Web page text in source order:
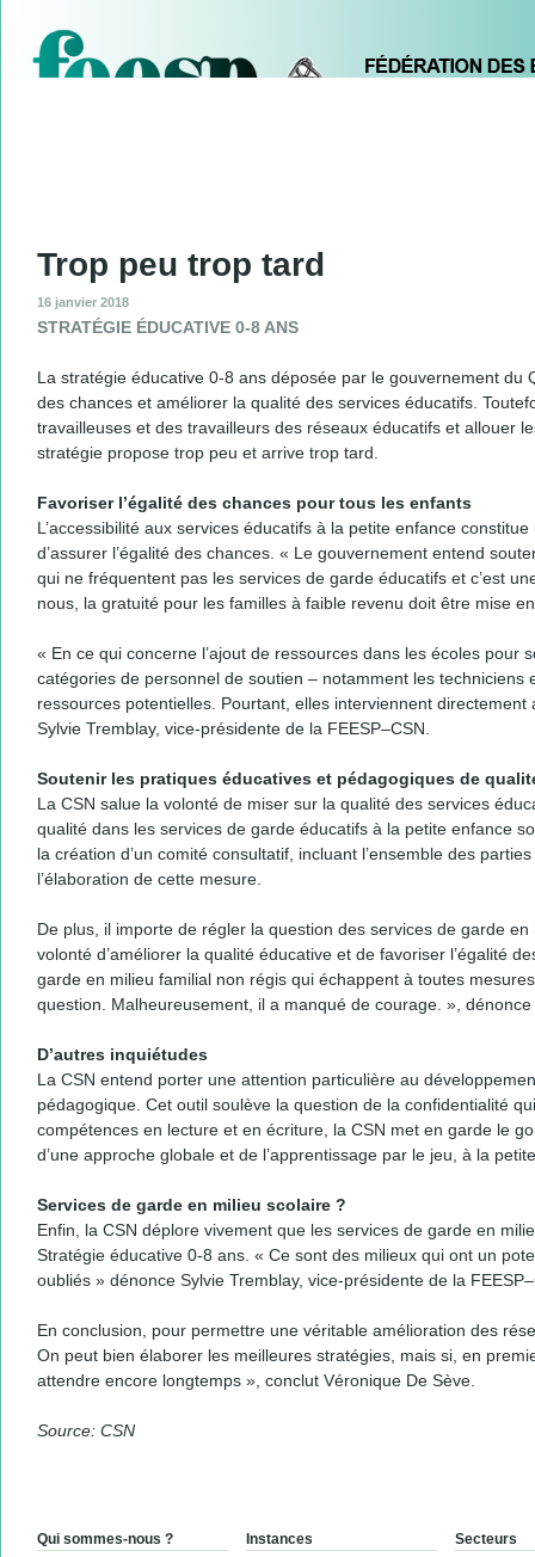
Trop peu trop tard
16 janvier 2018
STRATÉGIE ÉDUCATIVE 0-8 ANS
La stratégie éducative 0-8 ans déposée par le gouvernement du
des chances et améliorer la qualité des services éducatifs.
travailleuses et des travailleurs des réseaux éducatifs et allouer
stratégie propose trop peu et arrive trop tard.
Favoriser l’égalité des chances pour tous les enfants
L’accessibilité aux services éducatifs à la petite enfance
d’assurer l’égalité des chances. « Le gouvernement entend
qui ne fréquentent pas les services de garde éducatifs et c’est
nous, la gratuité pour les familles à faible revenu doit être mise
« En ce qui concerne l’ajout de ressources dans les écoles
catégories de personnel de soutien – notamment les
ressources potentielles. Pourtant, elles interviennent
Sylvie Tremblay, vice-présidente de la FEESP–CSN.
Soutenir les pratiques éducatives et pédagogiques de
La CSN salue la volonté de miser sur la qualité des services
qualité dans les services de garde éducatifs à la petite enfance
la création d’un comité consultatif, incluant l’ensemble des
l’élaboration de cette mesure.
De plus, il importe de régler la question des services de garde
volonté d’améliorer la qualité éducative et de favoriser l’égalité
garde en milieu familial non régis qui échappent à toutes
question. Malheureusement, il a manqué de courage. »,
D’autres inquiétudes
La CSN entend porter une attention particulière au
pédagogique. Cet outil soulève la question de la confidentialité
compétences en lecture et en écriture, la CSN met en garde le
d’une approche globale et de l’apprentissage par le jeu, à la
Services de garde en milieu scolaire ?
Enfin, la CSN déplore vivement que les services de garde en
Stratégie éducative 0-8 ans. « Ce sont des milieux qui ont un
oubliés » dénonce Sylvie Tremblay, vice-présidente de la
En conclusion, pour permettre une véritable amélioration des
On peut bien élaborer les meilleures stratégies, mais si, en
attendre encore longtemps », conclut Véronique De Sève.
Source: CSN
Qui sommes-nous ?
Instances
Secteurs